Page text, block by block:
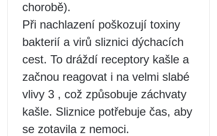
chorobě).
Při nachlazení poškozují toxiny
bakterií a virů sliznici dýchacích
cest. To dráždí receptory kašle a
začnou reagovat i na velmi slabé
vlivy 3 , což způsobuje záchvaty
kašle. Sliznice potřebuje čas, aby
se zotavila z nemoci.